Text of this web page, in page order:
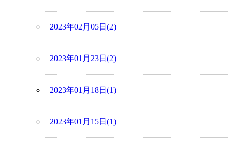
2023年02月05日(2)
2023年01月23日(2)
2023年01月18日(1)
2023年01月15日(1)